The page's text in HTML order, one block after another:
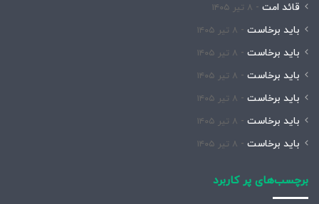
قائد امت ۸ تیر ۱۴۰۵
باید برخاست ۸ تیر ۱۴۰۵
باید برخاست ۸ تیر ۱۴۰۵
باید برخاست ۸ تیر ۱۴۰۵
باید برخاست ۸ تیر ۱۴۰۵
باید برخاست ۸ تیر ۱۴۰۵
باید برخاست ۸ تیر ۱۴۰۵
برچسب‌های پر کاربرد